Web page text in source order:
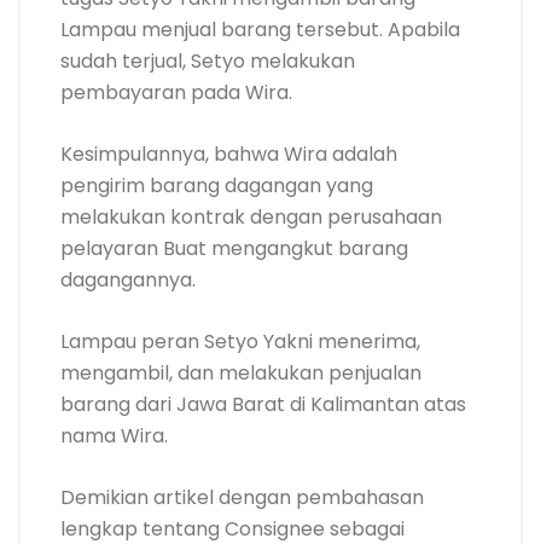
Lampau menjual barang tersebut. Apabila
sudah terjual, Setyo melakukan
pembayaran pada Wira.
Kesimpulannya, bahwa Wira adalah
pengirim barang dagangan yang
melakukan kontrak dengan perusahaan
pelayaran Buat mengangkut barang
dagangannya.
Lampau peran Setyo Yakni menerima,
mengambil, dan melakukan penjualan
barang dari Jawa Barat di Kalimantan atas
nama Wira.
Demikian artikel dengan pembahasan
lengkap tentang Consignee sebagai